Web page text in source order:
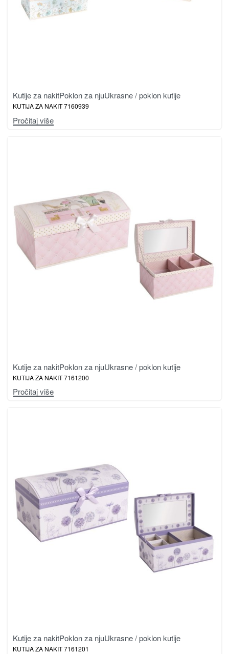
Kutije za nakitPoklon za njuUkrasne / poklon kutije
KUTIJA ZA NAKIT 7160939
Pročitaj više
Kutije za nakitPoklon za njuUkrasne / poklon kutije
KUTIJA ZA NAKIT 7161200
Pročitaj više
Kutije za nakitPoklon za njuUkrasne / poklon kutije
KUTIJA ZA NAKIT 7161201